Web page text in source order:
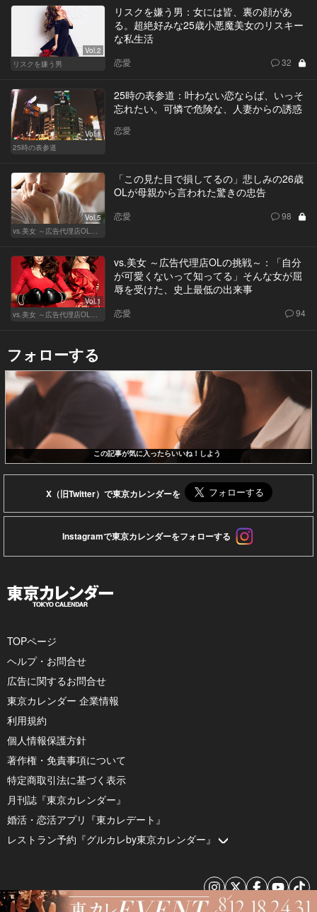
Vol.2
リスクを嫌う男
リスクを嫌う男：女には皆、裏の顔があ
る。超絶好みな25歳小悪魔美女のリスキー
な私生活
恋愛 32
Vol.1
25時の表参道
25時の表参道：叶わない恋ならば、いっそ
忘れたい。可憐で危険な、人妻からの誘惑
恋愛
Vol.5
vs.美女 ～広告代理店OLの挑戦～
「この見た目で損してるの」悲しみの26歳
OLが母親から言われた驚きの忠告
恋愛 98
Vol.1
vs.美女 ～広告代理店OLの挑戦～
vs.美女 ～広告代理店OLの挑戦～：「自分
が可愛くないって知ってる」そんな女が屈
辱を受けた、史上最低の出来事
恋愛 94
フォローする
この記事が気に入ったらいいね！しよう
X（旧Twitter）で東京カレンダーを
Instagramで東京カレンダーをフォローする
TOPページ
ヘルプ・お問合せ
広告に関するお問合せ
東京カレンダー 企業情報
利用規約
個人情報保護方針
著作権・免責事項について
特定商取引法に基づく表示
月刊誌『東京カレンダー』
婚活・恋活アプリ『東カレデート』
レストラン予約『グルカレby東京カレンダー』
© 2026 by Tokyo Calendar, Inc.